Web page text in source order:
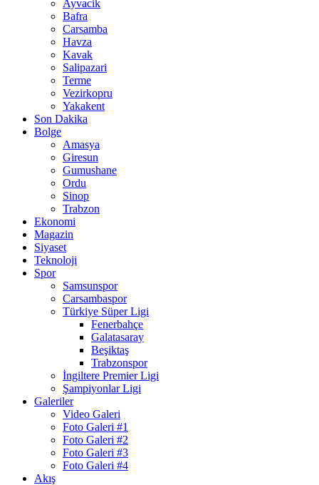
Ayvacik
Bafra
Carsamba
Havza
Kavak
Salipazari
Terme
Vezirkopru
Yakakent
Son Dakika
Bolge
Amasya
Giresun
Gumushane
Ordu
Sinop
Trabzon
Ekonomi
Magazin
Siyaset
Teknoloji
Spor
Samsunspor
Carsambaspor
Türkiye Süper Ligi
Fenerbahçe
Galatasaray
Beşiktaş
Trabzonspor
İngiltere Premier Ligi
Şampiyonlar Ligi
Galeriler
Video Galeri
Foto Galeri #1
Foto Galeri #2
Foto Galeri #3
Foto Galeri #4
Akış